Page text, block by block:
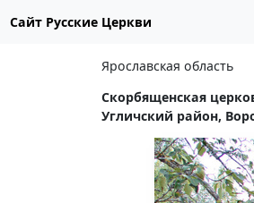
Сайт Русские Церкви
Ярославская область
Скорбященская
Угличский район,